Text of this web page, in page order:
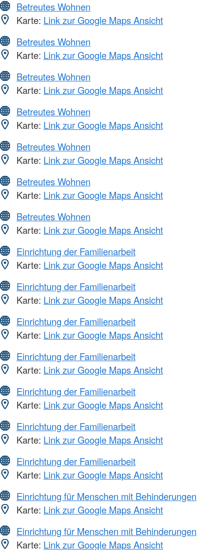
Betreutes Wohnen
Karte: Link zur Google Maps Ansicht
Betreutes Wohnen
Karte: Link zur Google Maps Ansicht
Betreutes Wohnen
Karte: Link zur Google Maps Ansicht
Betreutes Wohnen
Karte: Link zur Google Maps Ansicht
Betreutes Wohnen
Karte: Link zur Google Maps Ansicht
Betreutes Wohnen
Karte: Link zur Google Maps Ansicht
Betreutes Wohnen
Karte: Link zur Google Maps Ansicht
Einrichtung der Familienarbeit
Karte: Link zur Google Maps Ansicht
Einrichtung der Familienarbeit
Karte: Link zur Google Maps Ansicht
Einrichtung der Familienarbeit
Karte: Link zur Google Maps Ansicht
Einrichtung der Familienarbeit
Karte: Link zur Google Maps Ansicht
Einrichtung der Familienarbeit
Karte: Link zur Google Maps Ansicht
Einrichtung der Familienarbeit
Karte: Link zur Google Maps Ansicht
Einrichtung der Familienarbeit
Karte: Link zur Google Maps Ansicht
Einrichtung für Menschen mit Behinderungen
Karte: Link zur Google Maps Ansicht
Einrichtung für Menschen mit Behinderungen
Karte: Link zur Google Maps Ansicht